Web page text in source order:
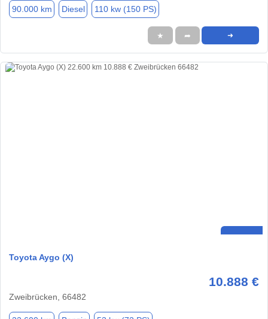
90.000 km Diesel 110 kw (150 PS)
★ ➦ ➜
Toyota Aygo (X)
10.888 €
Zweibrücken, 66482